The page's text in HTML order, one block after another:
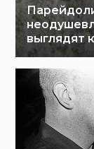
выглядят